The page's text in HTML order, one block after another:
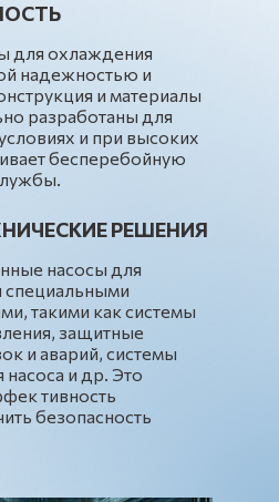
для охлаждения
надежностью и
и материалы
разработаны для
и при высоких
бесперебойную
РЕШЕНИЯ
насосы для
такими как системы
защитные
и аварий, системы
насоса и др. Это
тивность
безопасность